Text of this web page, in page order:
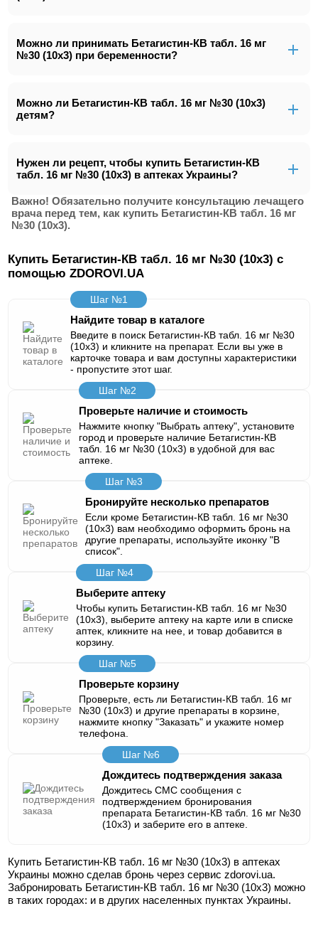
Можно ли принимать Бетагистин-КВ табл. 16 мг
№30 (10х3) при беременности?
Можно ли Бетагистин-КВ табл. 16 мг №30 (10х3)
детям?
Нужен ли рецепт, чтобы купить Бетагистин-КВ
табл. 16 мг №30 (10х3) в аптеках Украины?
Важно! Обязательно получите консультацию лечащего
врача перед тем, как купить Бетагистин-КВ табл. 16 мг
№30 (10х3).
Купить Бетагистин-КВ табл. 16 мг №30 (10х3) с
помощью ZDOROVI.UA
Шаг №1
Найдите товар в каталоге
Введите в поиск Бетагистин-КВ табл. 16 мг №30
(10х3) и кликните на препарат. Если вы уже в
карточке товара и вам доступны характеристики
- пропустите этот шаг.
Шаг №2
Проверьте наличие и стоимость
Нажмите кнопку "Выбрать аптеку", установите
город и проверьте наличие Бетагистин-КВ
табл. 16 мг №30 (10х3) в удобной для вас
аптеке.
Шаг №3
Бронируйте несколько препаратов
Если кроме Бетагистин-КВ табл. 16 мг №30
(10х3) вам необходимо оформить бронь на
другие препараты, используйте иконку "В
список".
Шаг №4
Выберите аптеку
Чтобы купить Бетагистин-КВ табл. 16 мг №30
(10х3), выберите аптеку на карте или в списке
аптек, кликните на нее, и товар добавится в
корзину.
Шаг №5
Проверьте корзину
Проверьте, есть ли Бетагистин-КВ табл. 16 мг
№30 (10х3) и другие препараты в корзине,
нажмите кнопку "Заказать" и укажите номер
телефона.
Шаг №6
Дождитесь подтверждения заказа
Дождитесь СМС сообщения с
подтверждением бронирования
препарата Бетагистин-КВ табл. 16 мг №30
(10х3) и заберите его в аптеке.
Купить Бетагистин-КВ табл. 16 мг №30 (10х3) в аптеках
Украины можно сделав бронь через сервис zdorovi.ua.
Забронировать Бетагистин-КВ табл. 16 мг №30 (10х3) можно
в таких городах: и в других населенных пунктах Украины.